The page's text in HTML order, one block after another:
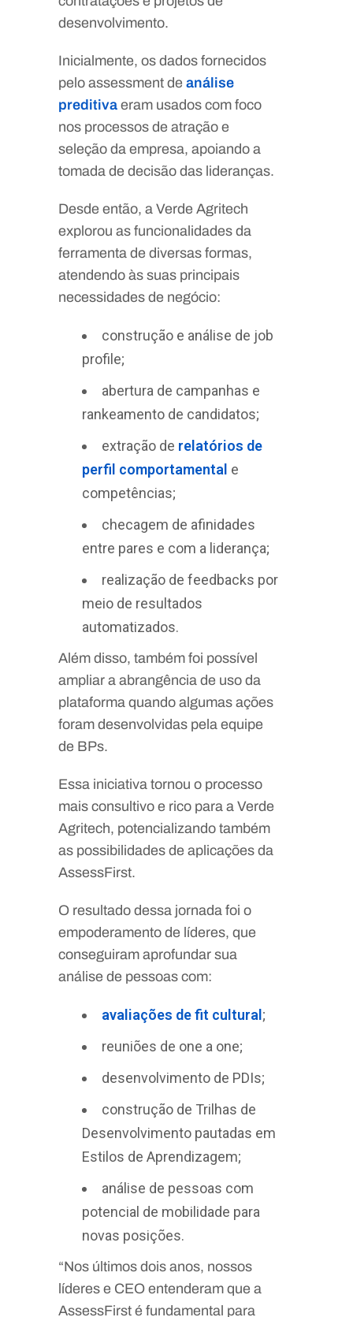
desenvolvimento.
Inicialmente, os dados fornecidos
pelo assessment de análise
preditiva eram usados com foco
nos processos de atração e
seleção da empresa, apoiando a
tomada de decisão das lideranças.
Desde então, a Verde Agritech
explorou as funcionalidades da
ferramenta de diversas formas,
atendendo às suas principais
necessidades de negócio:
construção e análise de job
profile;
abertura de campanhas e
rankeamento de candidatos;
extração de relatórios de
perfil comportamental e
competências;
checagem de afinidades
entre pares e com a liderança;
realização de feedbacks por
meio de resultados
automatizados.
Além disso, também foi possível
ampliar a abrangência de uso da
plataforma quando algumas ações
foram desenvolvidas pela equipe
de BPs.
Essa iniciativa tornou o processo
mais consultivo e rico para a Verde
Agritech, potencializando também
as possibilidades de aplicações da
AssessFirst.
O resultado dessa jornada foi o
empoderamento de líderes, que
conseguiram aprofundar sua
análise de pessoas com:
avaliações de fit cultural;
reuniões de one a one;
desenvolvimento de PDIs;
construção de Trilhas de
Desenvolvimento pautadas em
Estilos de Aprendizagem;
análise de pessoas com
potencial de mobilidade para
novas posições.
“Nos últimos dois anos, nossos
líderes e CEO entenderam que a
AssessFirst é fundamental para